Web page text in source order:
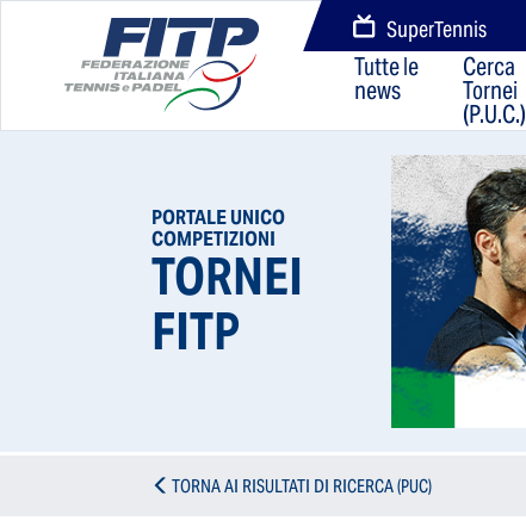
SuperTennis
Tutte le
news
Cerca
Tornei
(P.U.C.)
PORTALE UNICO
COMPETIZIONI
TORNEI
FITP
TORNA AI RISULTATI DI RICERCA (PUC)